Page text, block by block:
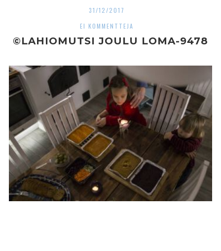
31/12/2017
EI KOMMENTTEJA
©LAHIOMUTSI JOULU LOMA-9478